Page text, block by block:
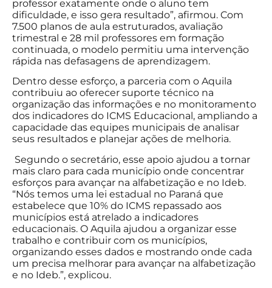
professor exatamente onde o aluno tem
dificuldade, e isso gera resultado”, afirmou. Com
7.500 planos de aula estruturados, avaliação
trimestral e 28 mil professores em formação
continuada, o modelo permitiu uma intervenção
rápida nas defasagens de aprendizagem.
Dentro desse esforço, a parceria com o Aquila
contribuiu ao oferecer suporte técnico na
organização das informações e no monitoramento
dos indicadores do ICMS Educacional, ampliando a
capacidade das equipes municipais de analisar
seus resultados e planejar ações de melhoria.
Segundo o secretário, esse apoio ajudou a tornar
mais claro para cada município onde concentrar
esforços para avançar na alfabetização e no Ideb.
“Nós temos uma lei estadual no Paraná que
estabelece que 10% do ICMS repassado aos
municípios está atrelado a indicadores
educacionais. O Aquila ajudou a organizar esse
trabalho e contribuir com os municípios,
organizando esses dados e mostrando onde cada
um precisa melhorar para avançar na alfabetização
e no Ideb.”, explicou.